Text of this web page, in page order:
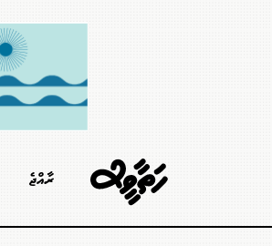
ރާއްޖެ